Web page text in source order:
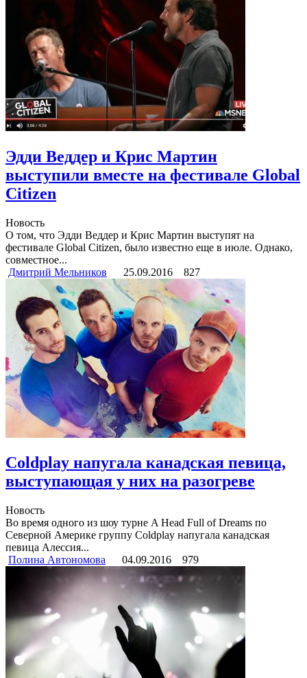
Эдди Веддер и Крис Мартин
выступили вместе на фестивале Global
Citizen
Новость
О том, что Эдди Веддер и Крис Мартин выступят на
фестивале Global Citizen, было известно еще в июле. Однако,
совместное...
Дмитрий Мельников
25.09.2016 827
Coldplay напугала канадская певица,
выступающая у них на разогреве
Новость
Во время одного из шоу турне A Head Full of Dreams по
Северной Америке группу Coldplay напугала канадская
певица Алессия...
Полина Автономова
04.09.2016 979